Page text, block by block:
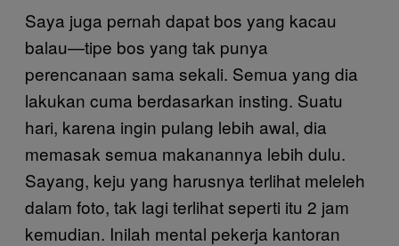
Saya juga pernah dapat bos yang kacau
balau—tipe bos yang tak punya
perencanaan sama sekali. Semua yang dia
lakukan cuma berdasarkan insting. Suatu
hari, karena ingin pulang lebih awal, dia
memasak semua makanannya lebih dulu.
Sayang, keju yang harusnya terlihat meleleh
dalam foto, tak lagi terlihat seperti itu 2 jam
kemudian. Inilah mental pekerja kantoran